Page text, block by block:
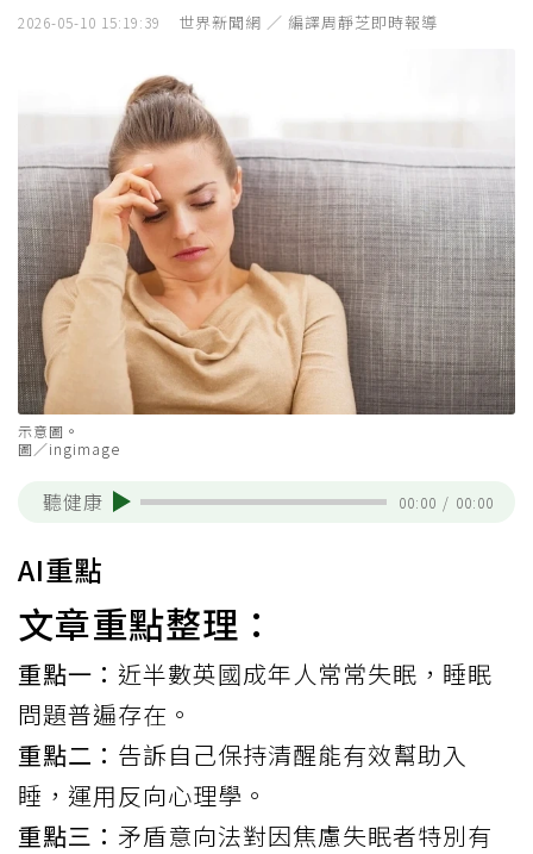
2026-05-10 15:19:39 世界新聞網 ／ 編譯周靜芝即時報導
示意圖。
圖／ingimage
聽健康 00:00 / 00:00
AI重點
文章重點整理：
重點一： 近半數英國成年人常常失眠，睡眠
問題普遍存在。
重點二： 告訴自己保持清醒能有效幫助入
睡，運用反向心理學。
重點三： 矛盾意向法對因焦慮失眠者特別有